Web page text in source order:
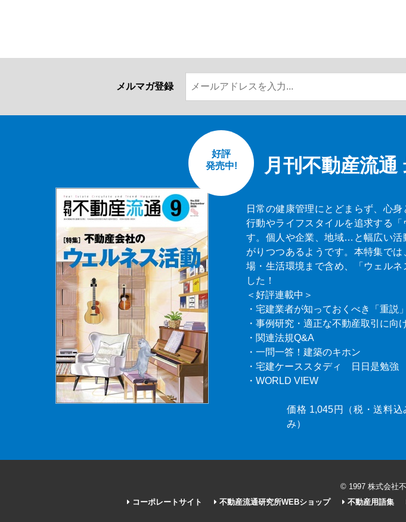
メルマガ登録
月刊不動産流通
好評
発売中!
日常の健康管理にとどまらず、心
行動やライフスタイルを追求する
す。個人や企業、地域…と幅広い活
がりつつあるようです。本特集で
場・生活環境まで含め、「ウェル
した！
＜好評連載中＞
・宅建業者が知っておくべき「重説
・事例研究・適正な不動産取引に向
・関連法規Q&A
・一問一答！建築のキホン
・宅建ケーススタディ 日日是勉強
・WORLD VIEW
価格 1,045円（税・送料
み）
© 1997 株式会社
コーポレートサイト
不動産流通研究所WEBショップ 不動産用語集